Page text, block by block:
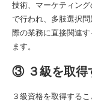
技術、マーケティン
で行われ、多肢選択
際の業務に直接関連
ます。
③ ３級を取得
３級資格を取得する